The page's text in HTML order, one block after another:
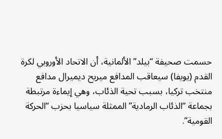
حسمت صحيفة “بيلد” الألمانية، أن الاتحاد الأوروبي لكرة
القدم (يويفا) سيعاقب المدافع ميريح ديميرال مدافع
منتخب تركيا، بسبب تحية الذئاب، وهي إيماءة مرتبطة
بجماعة “الذئاب الرمادية” الممثلة سياسيا بحزب “الحركة
القومية”.